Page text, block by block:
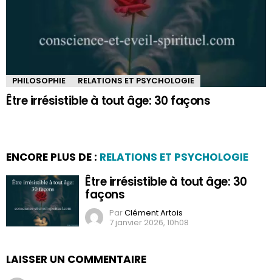
PHILOSOPHIE RELATIONS ET PSYCHOLOGIE
Être irrésistible à tout âge: 30 façons
ENCORE PLUS DE : RELATIONS ET PSYCHOLOGIE
Être irrésistible à tout âge: 30
façons
ParClément Artois
7 janvier 2026, 10h08
LAISSER UN COMMENTAIRE